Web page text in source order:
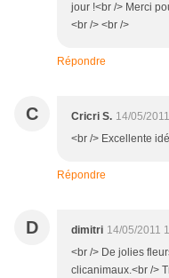
jour !<br /> Merci
<br /> <br />
Répondre
C Cricri S. 14/05/
<br /> Excellente
Répondre
D dimitri 14/05/2011
<br /> De jolies
clicanimaux.<br />